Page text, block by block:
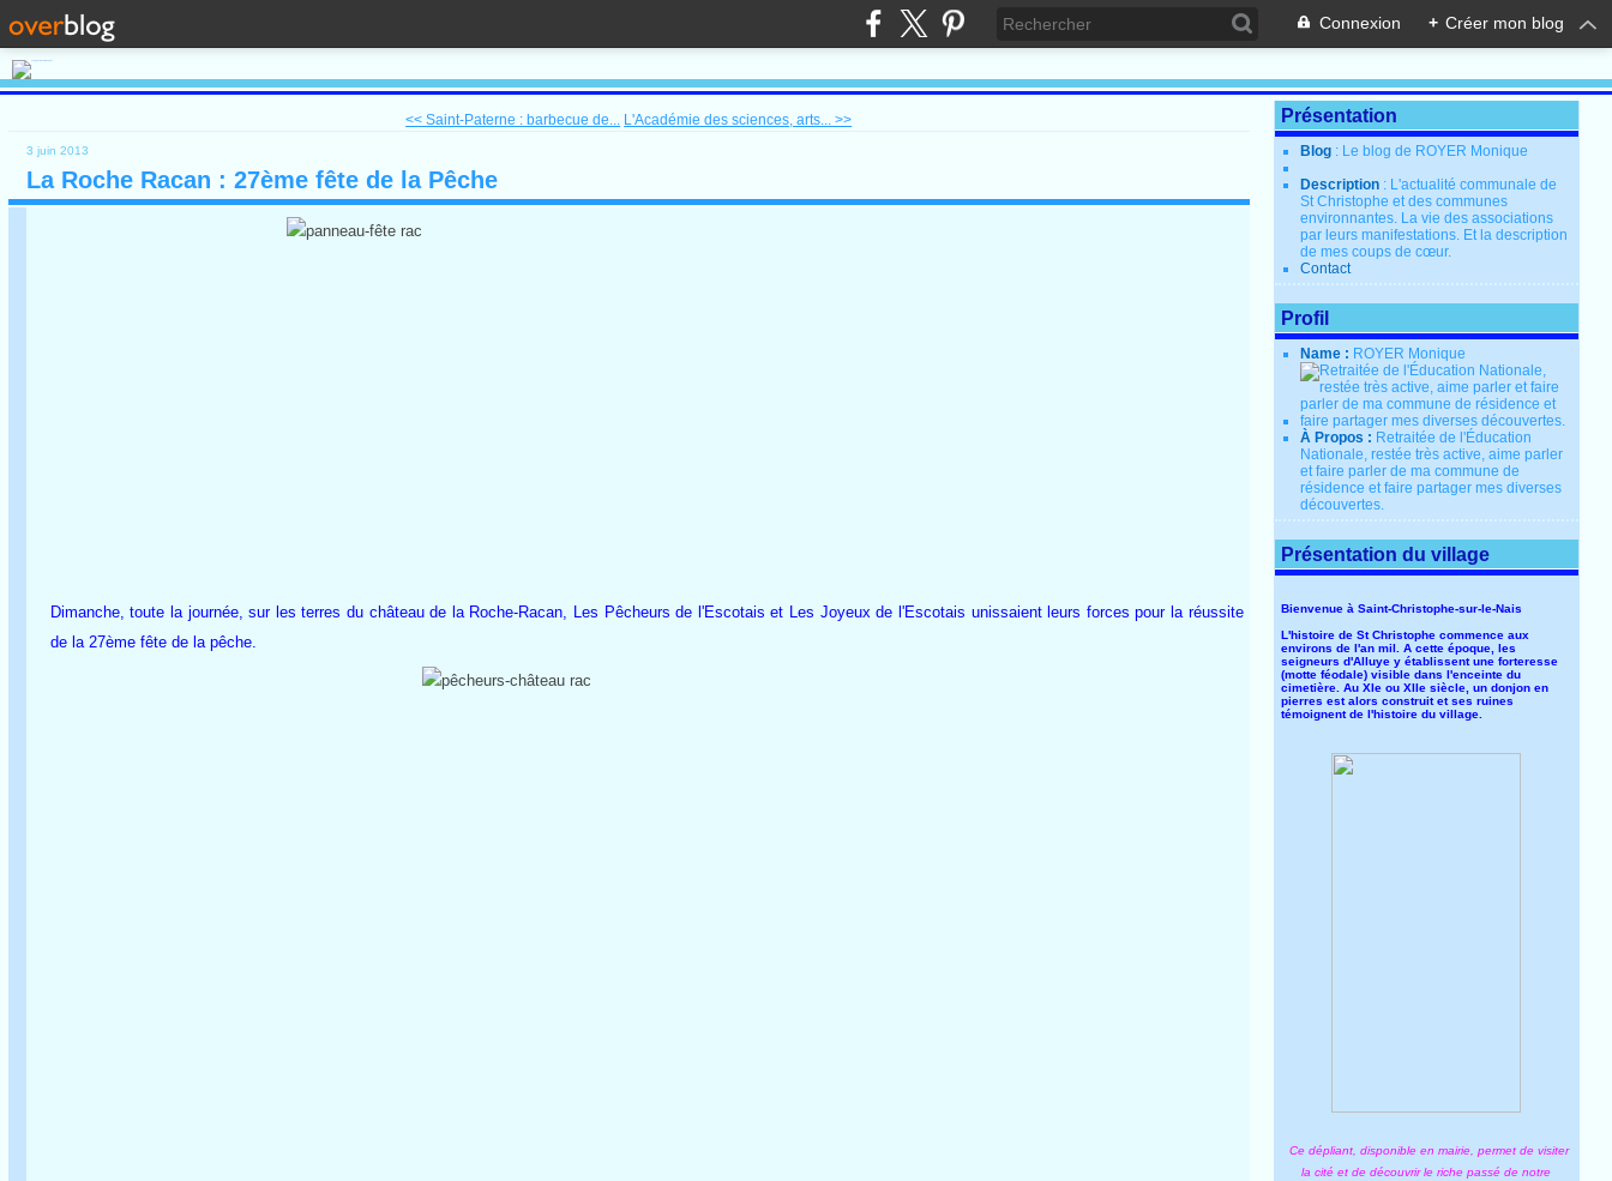
Connexion + Créer mon blog
<< Saint-Paterne : barbecue de... L'Académie des sciences, arts... >>
3 juin 2013
La Roche Racan : 27ème fête de la Pêche
Dimanche, toute la journée, sur les terres du château de la Roche-Racan, Les Pêcheurs de l'Escotais et Les Joyeux de l'Escotais unissaient leurs forces pour la réussite
de la 27ème fête de la pêche.
Présentation
Blog : Le blog de ROYER Monique
Description : L'actualité communale de
St Christophe et des communes
environnantes. La vie des associations
par leurs manifestations. Et la description
de mes coups de cœur.
Contact
Profil
Name : ROYER Monique
À Propos : Retraitée de l'Éducation
Nationale, restée très active, aime parler
et faire parler de ma commune de
résidence et faire partager mes diverses
découvertes.
Présentation du village
Bienvenue à Saint-Christophe-sur-le-Nais
L'histoire de St Christophe commence aux
environs de l'an mil. A cette époque, les
seigneurs d'Alluye y établissent une forteresse
(motte féodale) visible dans l'enceinte du
cimetière. Au XIe ou XIIe siècle, un donjon en
pierres est alors construit et ses ruines
témoignent de l'histoire du village.
Ce dépliant, disponible en mairie, permet de visiter
la cité et de découvrir le riche passé de notre